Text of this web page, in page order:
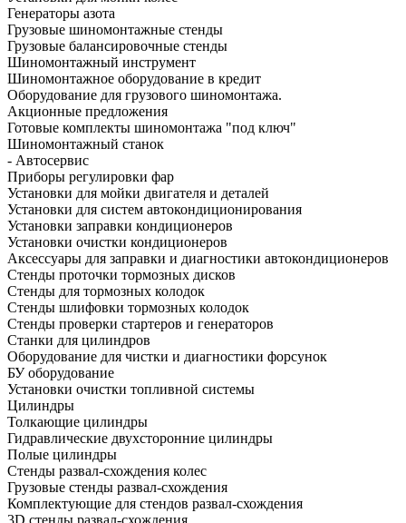
Генераторы азота
Грузовые шиномонтажные стенды
Грузовые балансировочные стенды
Шиномонтажный инструмент
Шиномонтажное оборудование в кредит
Оборудование для грузового шиномонтажа.
Акционные предложения
Готовые комплекты шиномонтажа "под ключ"
Шиномонтажный станок
- Автосервис
Приборы регулировки фар
Установки для мойки двигателя и деталей
Установки для систем автокондиционирования
Установки заправки кондиционеров
Установки очистки кондиционеров
Аксессуары для заправки и диагностики автокондиционеров
Стенды проточки тормозных дисков
Стенды для тормозных колодок
Стенды шлифовки тормозных колодок
Стенды проверки стартеров и генераторов
Станки для цилиндров
Оборудование для чистки и диагностики форсунок
БУ оборудование
Установки очистки топливной системы
Цилиндры
Толкающие цилиндры
Гидравлические двухсторонние цилиндры
Полые цилиндры
Стенды развал-схождения колес
Грузовые стенды развал-схождения
Комплектующие для стендов развал-схождения
3D стенды развал-схождения